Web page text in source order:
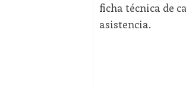
ficha técnica de
asistencia.